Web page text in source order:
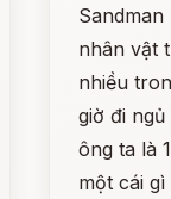
nhân vật
nhiều
giờ đi
ông ta là
một cái gì